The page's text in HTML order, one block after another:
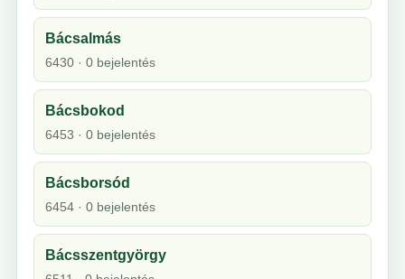
Bácsalmás
6430 · 0 bejelentés
Bácsbokod
6453 · 0 bejelentés
Bácsborsód
6454 · 0 bejelentés
Bácsszentgyörgy